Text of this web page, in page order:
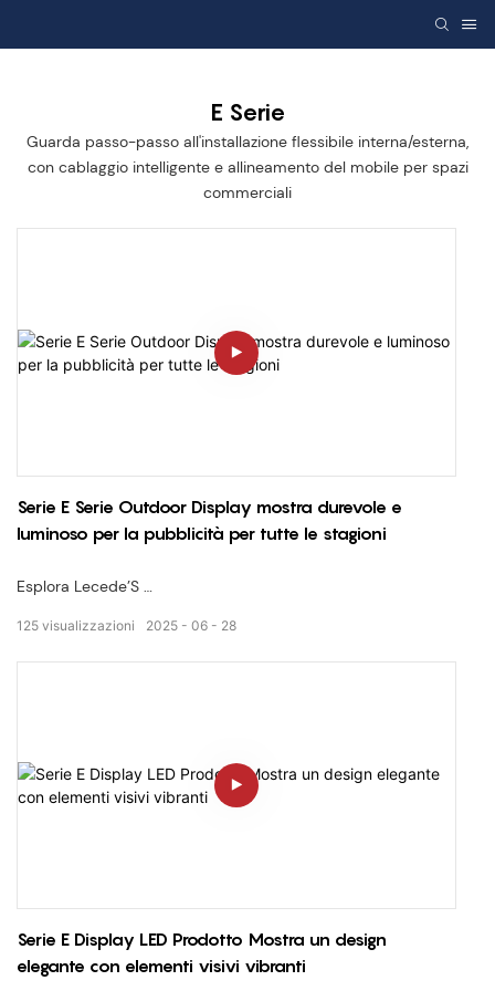
E Serie
Guarda passo-passo all'installazione flessibile interna/esterna,
con cablaggio intelligente e allineamento del mobile per spazi
commerciali
Serie E Serie Outdoor Display mostra durevole e
luminoso per la pubblicità per tutte le stagioni
Esplora Lecede’S
— progettato per
Pubblicità di alto impatto e visibilità pubblica
Struttura robusta, luminosità brillante e qualità del display
senza soluzione di continuità per le installazioni esterne.
2025 06 28
125 visualizzazioni
Serie E Display LED Prodotto Mostra un design
elegante con elementi visivi vibranti